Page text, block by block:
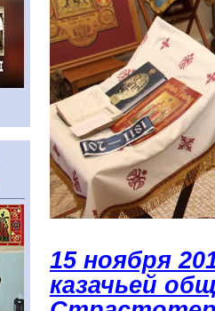
15 ноября
казачьей